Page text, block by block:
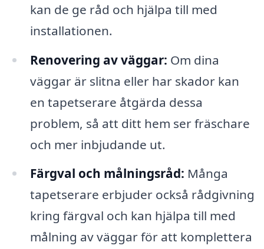
kan de ge råd och hjälpa till med
installationen.
Renovering av väggar: Om dina
väggar är slitna eller har skador kan
en tapetserare åtgärda dessa
problem, så att ditt hem ser fräschare
och mer inbjudande ut.
Färgval och målningsråd: Många
tapetserare erbjuder också rådgivning
kring färgval och kan hjälpa till med
målning av väggar för att komplettera